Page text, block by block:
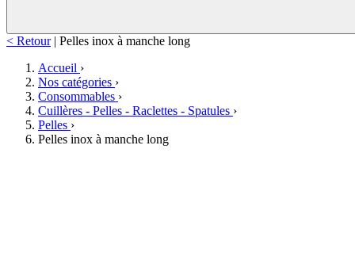
< Retour | Pelles inox à manche long
Accueil ›
Nos catégories ›
Consommables ›
Cuillères - Pelles - Raclettes - Spatules ›
Pelles ›
Pelles inox à manche long